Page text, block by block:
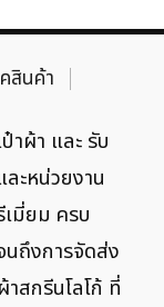
สินค้า
าผ้า และ รับ
ะหน่วยงาน
เมี่ยม ครบ
ถึงการจัดส่ง
าสกรีนโลโก้ ที่